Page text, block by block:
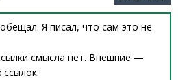
Я писал, что сам это не
смысла нет. Внешние —